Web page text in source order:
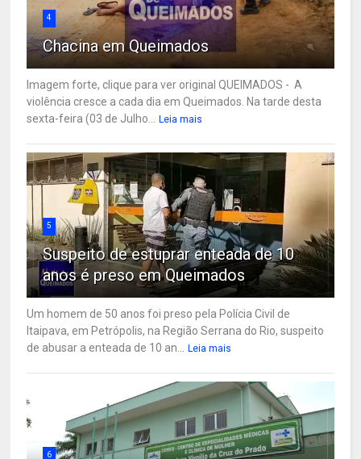
4
Chacina em Queimados
Imagem forte, clique para ver original QUEIMADOS - A
violência cresce a cada dia em Queimados. Na tarde desta
sexta-feira (03 de Julho...
Leia mais
5
Suspeito de estuprar enteada de 10
anos é preso em Queimados
Um homem de 50 anos foi preso pela Polícia Civil de
Itaipava, em Petrópolis, na Região Serrana do Rio, suspeito
de abusar a enteada de 10 an...
Leia mais
6